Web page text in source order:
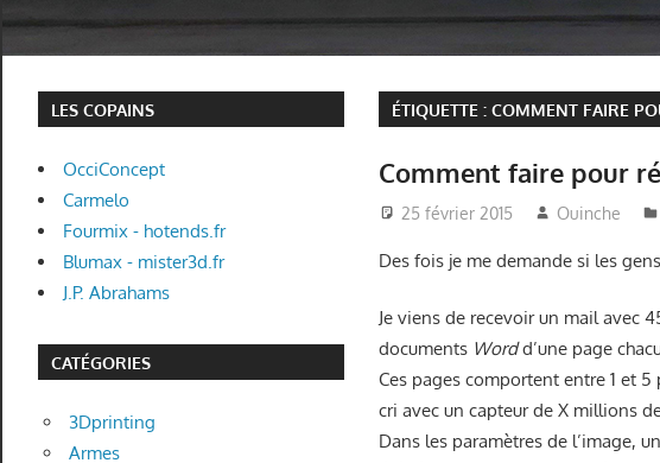
ÉTIQUETTE :COMMENT FAIRE
Comment faire pour
25 février 2015 Ouinche
Des fois je me demande si les
Je viens de recevoir un mail avec
documents Wordd’une page
Ces pages comportent entre 1 et
cri avec un capteur de X millions
Dans les paramètres de l’image,
LES COPAINS
OcciConcept
Carmelo
Fourmix - hotends.fr
Blumax - mister3d.fr
J.P. Abrahams
CATÉGORIES
3Dprinting
Armes